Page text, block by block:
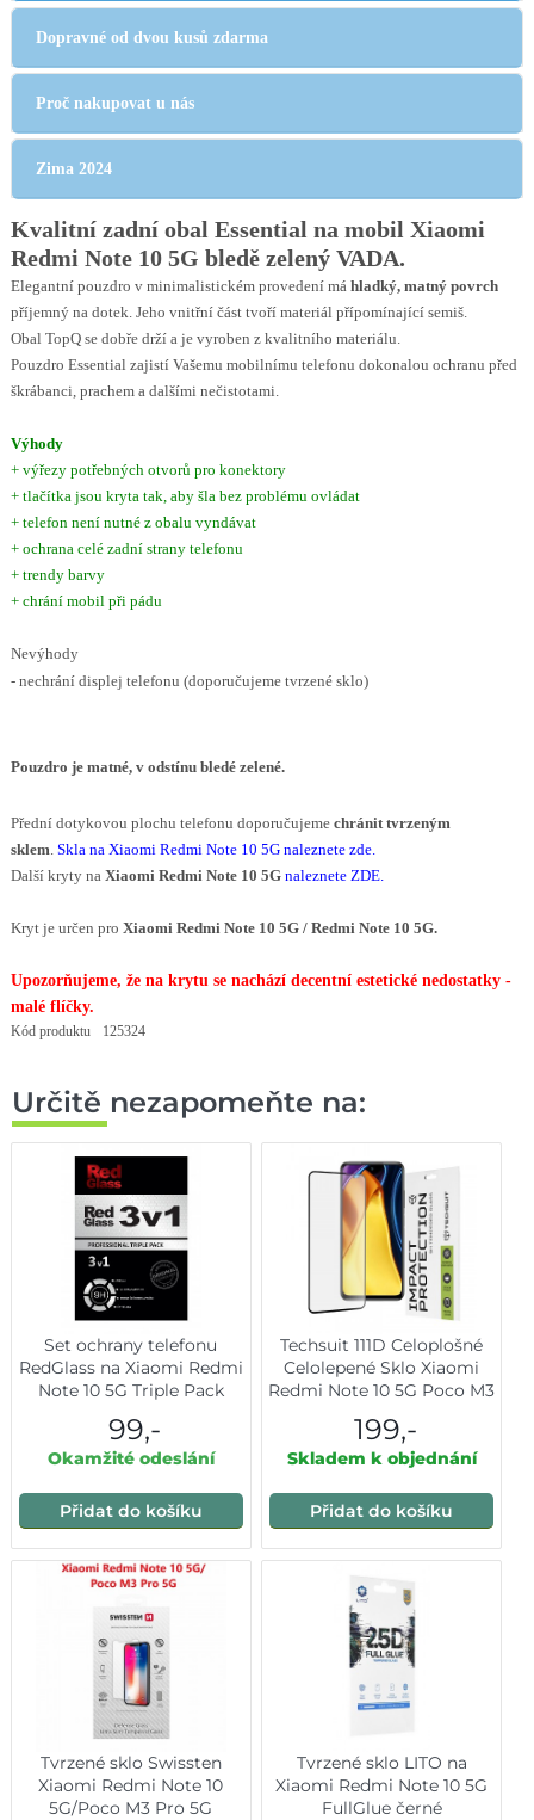
Dopravné od dvou kusů zdarma
Proč nakupovat u nás
Zima 2024
Kvalitní zadní obal Essential na mobil Xiaomi
Redmi Note 10 5G bledě zelený VADA.
Elegantní pouzdro v minimalistickém provedení má hladký, matný povrch
příjemný na dotek. Jeho vnitřní část tvoří materiál přípomínající semiš.
Obal TopQ se dobře drží a je vyroben z kvalitního materiálu.
Pouzdro Essential zajistí Vašemu mobilnímu telefonu dokonalou ochranu před
škrábanci, prachem a dalšími nečistotami.
Výhody
+ výřezy potřebných otvorů pro konektory
+ tlačítka jsou kryta tak, aby šla bez problému ovládat
+ telefon není nutné z obalu vyndávat
+ ochrana celé zadní strany telefonu
+ trendy barvy
+ chrání mobil při pádu
Nevýhody
- nechrání displej telefonu (doporučujeme tvrzené sklo)
Pouzdro je matné, v odstínu bledé zelené.
Přední dotykovou plochu telefonu doporučujeme chránit tvrzeným
sklem Skla na Xiaomi Redmi Note 10 5G naleznete zde.
Další kryty na Xiaomi Redmi Note 10 5G naleznete ZDE.
Kryt je určen pro Xiaomi Redmi Note 10 5G / Redmi Note 10 5G.
Upozorňujeme, že na krytu se nachází decentní estetické nedostatky -
malé flíčky.
Kód produktu 125324
Určitě nezapomeňte na:
Set ochrany telefonu
RedGlass na Xiaomi Redmi
Note 10 5G Triple Pack
99,-
Okamžité odeslání
Přidat do košíku
Techsuit 111D Celoplošné
Celolepené Sklo Xiaomi
Redmi Note 10 5G Poco M3
199,-
Skladem k objednání
Přidat do košíku
Tvrzené sklo Swissten
Xiaomi Redmi Note 10
5G/Poco M3 Pro 5G
Tvrzené sklo LITO na
Xiaomi Redmi Note 10 5G
FullGlue černé